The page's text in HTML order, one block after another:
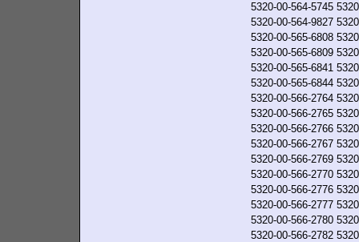
5320-00-564-5745
5320-00-564-9827
5320-00-565-6808
5320-00-565-6809
5320-00-565-6841
5320-00-565-6844
5320-00-566-2764
5320-00-566-2765
5320-00-566-2766
5320-00-566-2767
5320-00-566-2769
5320-00-566-2770
5320-00-566-2776
5320-00-566-2777
5320-00-566-2780
5320-00-566-2782